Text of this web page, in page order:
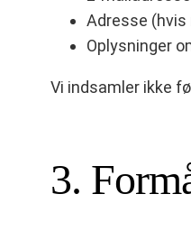
Adresse (hvis
Oplysninger
Vi indsamler ikke
3.